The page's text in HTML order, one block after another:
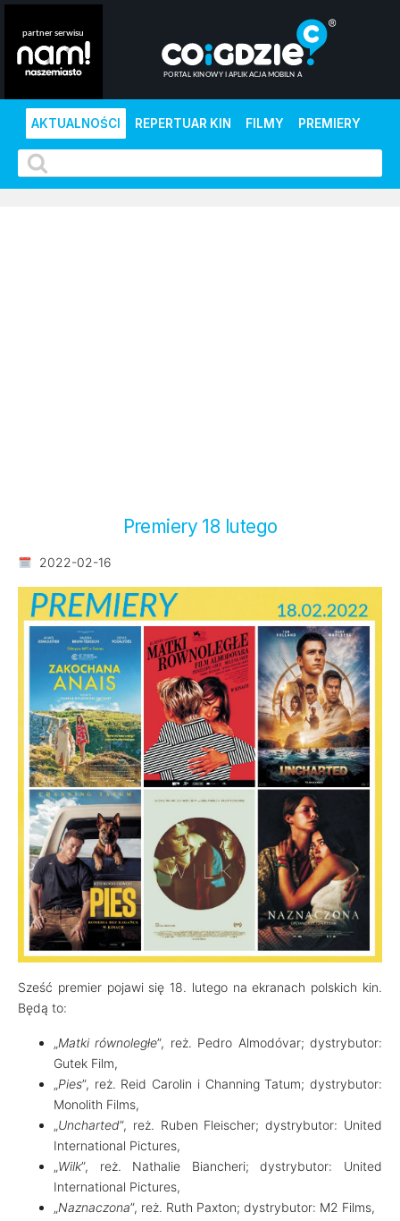
AKTUALNOŚCI REPERTUAR KIN FILMY PREMIERY
Premiery 18 lutego
2022-02-16
Sześć premier pojawi się 18. lutego na ekranach polskich kin.
Będą to:
„Matki równoległe”, reż. Pedro Almodóvar; dystrybutor:
Gutek Film,
„Pies”, reż. Reid Carolin i Channing Tatum; dystrybutor:
Monolith Films,
„Uncharted”, reż. Ruben Fleischer; dystrybutor: United
International Pictures,
„Wilk”, reż. Nathalie Biancheri; dystrybutor: United
International Pictures,
„Naznaczona”, reż. Ruth Paxton; dystrybutor: M2 Films,